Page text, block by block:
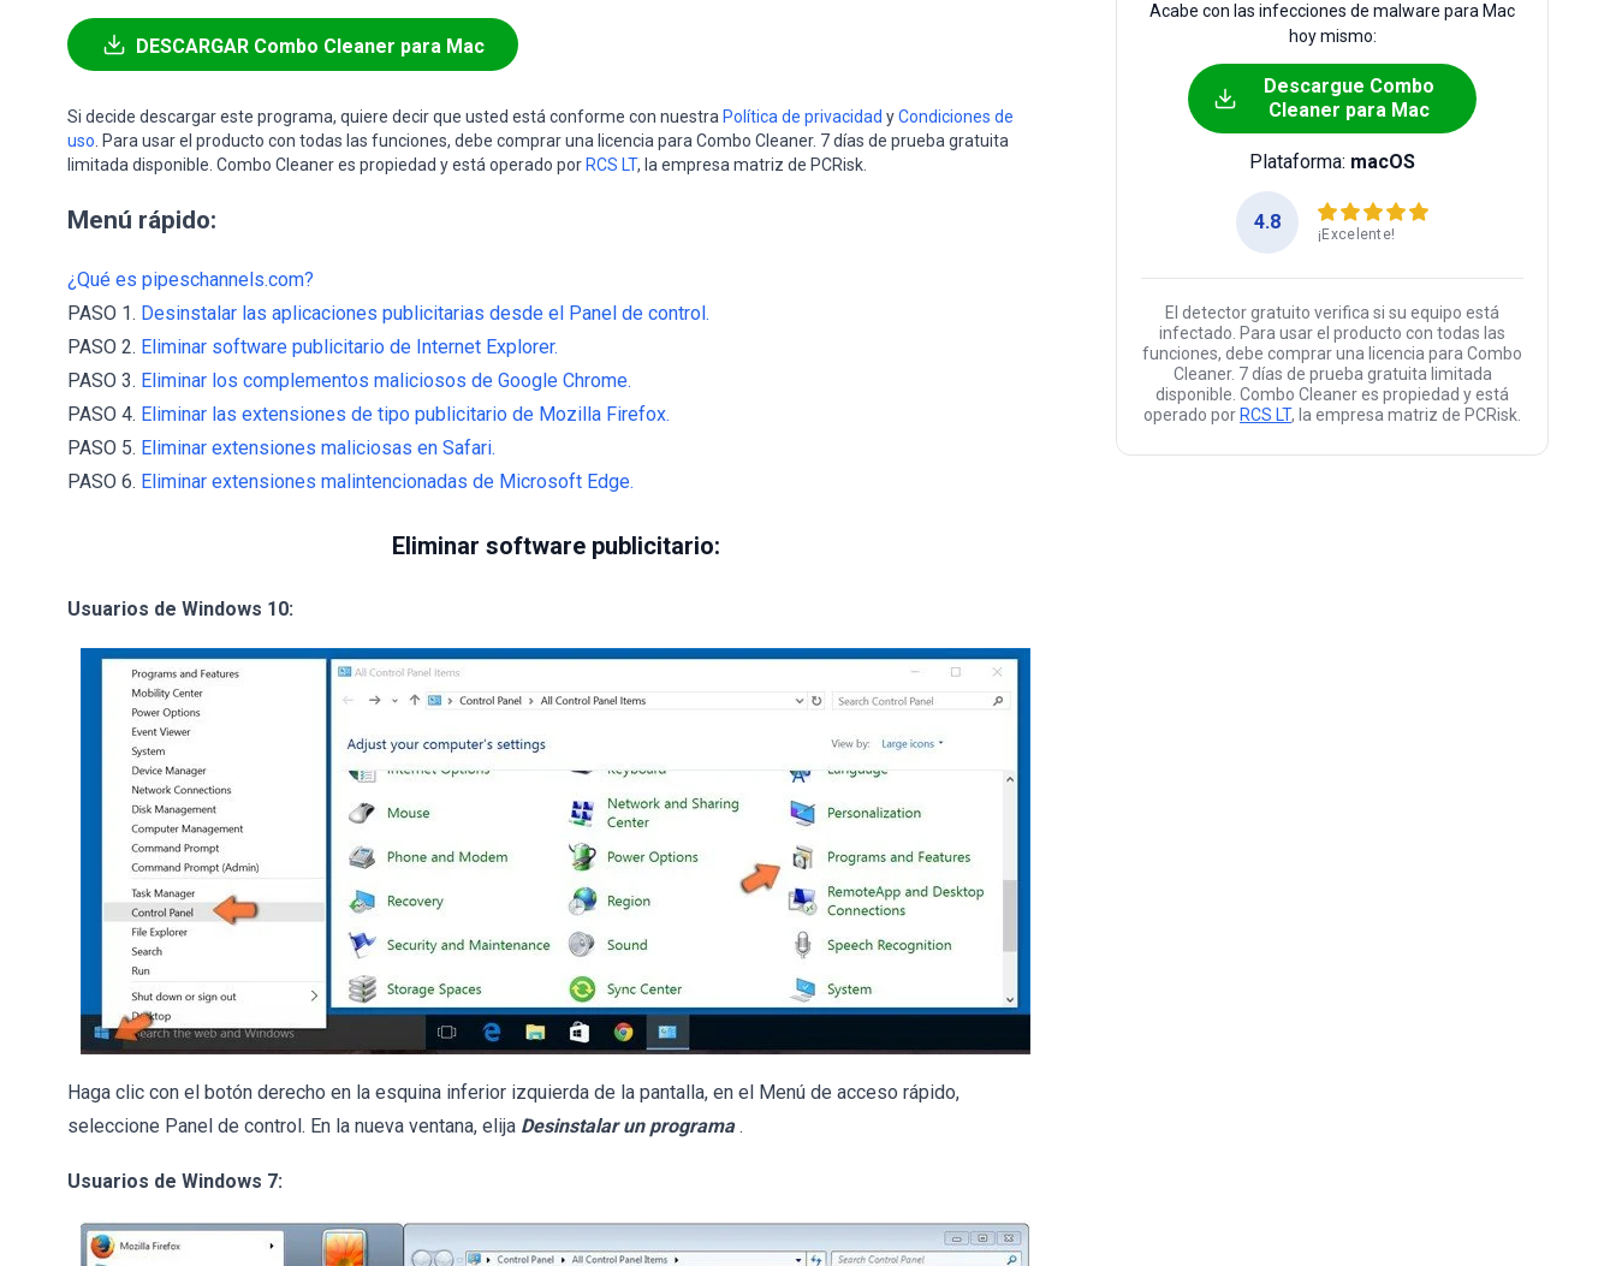
DESCARGAR Combo Cleaner para Mac
Si decide descargar este programa, quiere decir que usted está conforme con nuestra Política de privacidad yCondiciones de
uso . Para usar el producto con todas las funciones, debe comprar una licencia para Combo Cleaner. 7 días de prueba gratuita
limitada disponible. Combo Cleaner es propiedad y está operado por RCS LT, la empresa matriz de PCRisk.
Menú rápido:
¿Qué es pipeschannels.com?
PASO 1. Desinstalar las aplicaciones publicitarias desde el Panel de control.
PASO 2. Eliminar software publicitario de Internet Explorer.
PASO 3. Eliminar los complementos maliciosos de Google Chrome.
PASO 4. Eliminar las extensiones de tipo publicitario de Mozilla Firefox.
PASO 5. Eliminar extensiones maliciosas en Safari.
PASO 6. Eliminar extensiones malintencionadas de Microsoft Edge.
Eliminar software publicitario:
Usuarios de Windows 10:
Haga clic con el botón derecho en la esquina inferior izquierda de la pantalla, en el Menú de acceso rápido,
seleccione Panel de control. En la nueva ventana, elija Desinstalar un programa .
Usuarios de Windows 7:
Acabe con las infecciones de malware para Mac
hoy mismo:
Descargue Combo
Cleaner para Mac
Plataforma: macOS
4.8
¡Excelente!
El detector gratuito verifica si su equipo está
infectado. Para usar el producto con todas las
funciones, debe comprar una licencia para Combo
Cleaner. 7 días de prueba gratuita limitada
disponible. Combo Cleaner es propiedad y está
operado por RCS LT, la empresa matriz de PCRisk.